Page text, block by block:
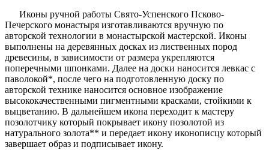
Иконы ручной работы Свято-Успенского Псково-
Печерского монастыря изготавливаются вручную по
авторской технологии в монастырской мастерской. Иконы
выполнены на деревянных досках из лиственных пород
древесины, в зависимости от размера укрепляются
поперечными шпонками. Далее на доски наносится левкас с
паволокой*, после чего на подготовленную доску по
авторской технике наносится основное изображение
высококачественными пигментными красками, стойкими к
выцветанию. В дальнейшем икона переходит к мастеру
позолотчику который покрывает икону позолотой из
натурального золота** и передает икону иконописцу который
завершает образ и подписывает икону.